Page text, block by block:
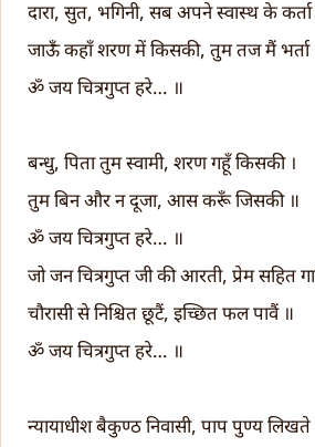
दारा, सुत, भगिनी, सब अपने स्वास्थ के कर्ता
जाऊँ कहाँ शरण में किसकी, तुम तज मैं भर्ता
ॐ जय चित्रगुप्त हरे… ॥
बन्धु, पिता तुम स्वामी, शरण गहूँ किसकी ।
तुम बिन और न दूजा, आस करूँ जिसकी ॥
ॐ जय चित्रगुप्त हरे… ॥
जो जन चित्रगुप्त जी की आरती, प्रेम सहित
चौरासी से निश्चित छूटैं, इच्छित फल पावैं ॥
ॐ जय चित्रगुप्त हरे… ॥
न्यायाधीश बैकुण्ठ निवासी, पाप पुण्य लिखते